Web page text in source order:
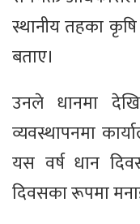
स्थानीय तहका
बताए।
उनले धानमा
व्यवस्थापनमा
यस वर्ष धान
दिवसका रूपमा